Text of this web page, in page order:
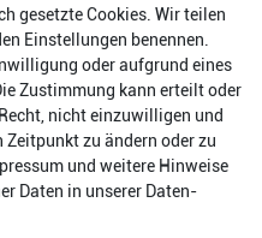
AGB
gesetzte Cookies. Wir teilen
Einstellungen benennen.
oder aufgrund eines
Zustimmung kann erteilt oder
nicht einzuwilligen und
zu ändern oder zu
und weitere Hinweise
Daten in unserer Daten­